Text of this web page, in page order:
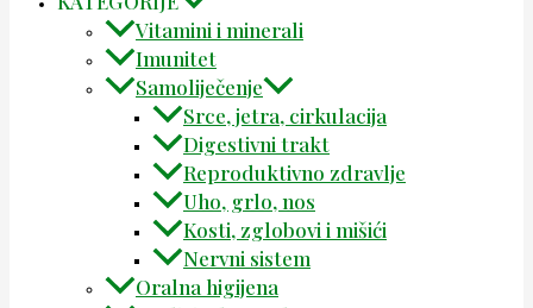
Vitamini i minerali
Imunitet
Samoliječenje
Srce, jetra, cirkulacija
Digestivni trakt
Reproduktivno zdravlje
Uho, grlo, nos
Kosti, zglobovi i mišići
Nervni sistem
Oralna higijena